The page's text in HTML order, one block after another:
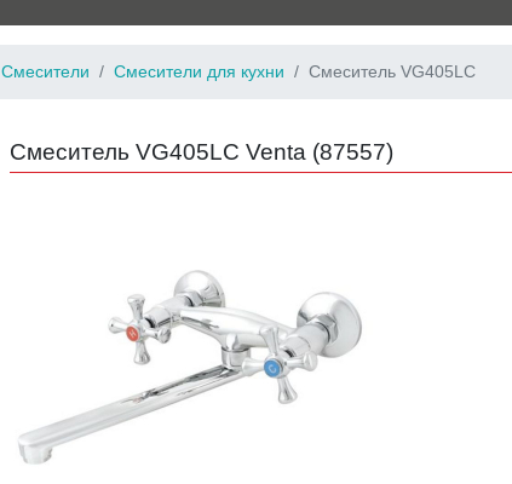
Смесители Смесители для кухни Смеситель VG405LC
Смеситель VG405LC Venta (87557)